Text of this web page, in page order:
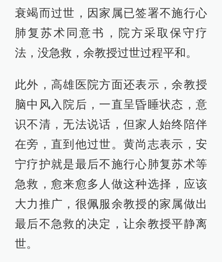
衰竭而过世，因家属已签署不施行心
肺复苏术同意书，院方采取保守疗
法，没急救，余教授过世过程平和。
此外，高雄医院方面还表示，余教授
脑中风入院后，一直呈昏睡状态，意
识不清，无法说话，但家人始终陪伴
在旁，直到他过世。黄尚志表示，安
宁疗护就是最后不施行心肺复苏术等
急救，愈来愈多人做这种选择，应该
大力推广，很佩服余教授的家属做出
最后不急救的决定，让余教授平静离
世。